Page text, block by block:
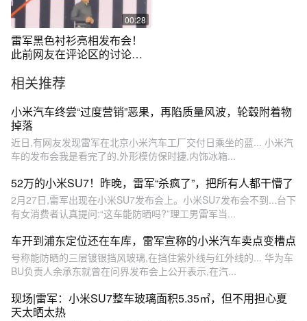
00:28
雷军黑色衬衫亮相发布会！
此前网友在评论区的讨论，
有胸肌！又被帅到了！
相关推荐
小米汽车终尝“过度营销”恶果，再陷质量风波，轮毂附着物
掉落
近日,有网友发现雷军在北京小米汽车工厂交付日乘坐的蓝... 小米汽
车的发布会我是看完了的,外形模仿保时捷,内饰冰箱...
52万的小米SU7！昨晚，雷军“杀疯了”，把所有人都干懵了
2月27日,雷军出现在小米SU7发布会上。小米SU7发布会不到...台下
有女消费者认真提问:“这车能防晒吗?”理工男雷军当...
车开到浦东定位还在车库，雷军宣称的小米汽车卖点变槽点
号称能防晒的三层镀银挡风玻璃,在挡住紫外线与红外线的... 华为车
BU负责人余承东就曾在问界发布会上公开表示,在汽...
现场|雷军：小米SU7整车玻璃面积5.35㎡，但不用担心夏
天太晒太热